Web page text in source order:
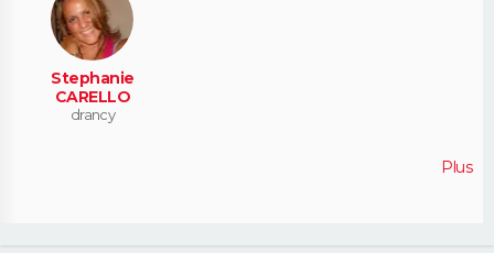
Stephanie
CARELLO
drancy
Plus